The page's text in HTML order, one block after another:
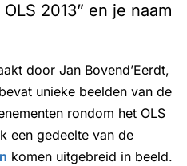
2013” en je naam
door Jan Bovend’Eerdt,
unieke beelden van de
rondom het OLS
een gedeelte van de
komen uitgebreid in beeld.